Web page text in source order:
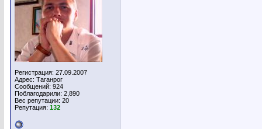
Регистрация: 27.09.2007
Адрес: Таганрог
Сообщений: 924
Поблагодарили: 2,890
Вес репутации: 20
Репутация: 132